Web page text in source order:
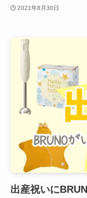
2021年8月30日
出産祝いに